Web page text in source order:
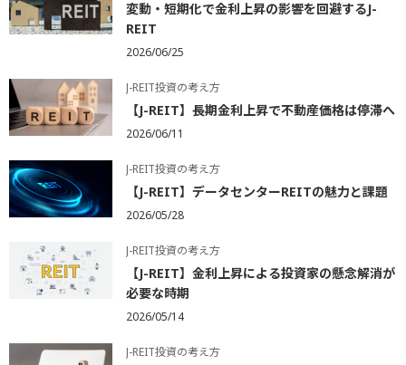
変動・短期化で金利上昇の影響を回避するJ-
REIT
2026/06/25
J-REIT投資の考え方
【J-REIT】長期金利上昇で不動産価格は停滞へ
2026/06/11
J-REIT投資の考え方
【J-REIT】データセンターREITの魅力と課題
2026/05/28
J-REIT投資の考え方
【J-REIT】金利上昇による投資家の懸念解消が
必要な時期
2026/05/14
J-REIT投資の考え方